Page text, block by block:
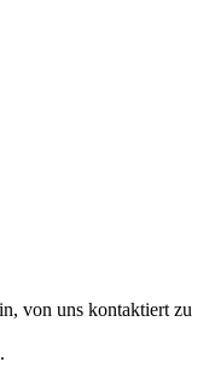
von uns kontaktiert zu
.